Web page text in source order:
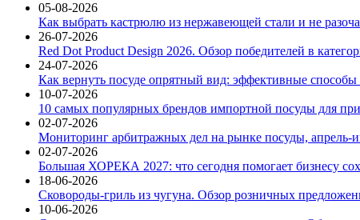
05-08-2026
Как выбрать кастрюлю из нержавеющей стали и не
26-07-2026
Red Dot Product Design 2026. Обзор победителей в
24-07-2026
Как вернуть посуде опрятный вид: эффективные способы
10-07-2026
10 самых популярных брендов импортной посуды для
02-07-2026
Мониторинг арбитражных дел на рынке посуды, апрель-
02-07-2026
Большая ХОРЕКА 2027: что сегодня помогает бизнесу
18-06-2026
Сковороды-гриль из чугуна. Обзор розничных
10-06-2026